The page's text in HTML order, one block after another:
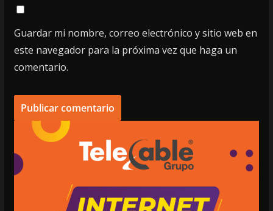
Guardar mi nombre, correo electrónico y sitio web en
este navegador para la próxima vez que haga un
comentario.